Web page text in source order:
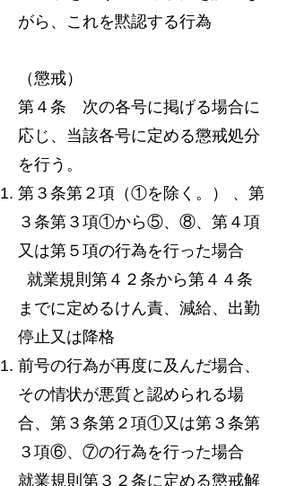
がら、これを黙認する行為
（懲戒）
第４条 次の各号に掲げる場合に
応じ、当該各号に定める懲戒処分
を行う。
第３条第２項（①を除く。） 、第
３条第３項①から⑤、⑧、第４項
又は第５項の行為を行った場合
就業規則第４２条から第４４条
までに定めるけん責、減給、出勤
停止又は降格
前号の行為が再度に及んだ場合、
その情状が悪質と認められる場
合、第３条第２項①又は第３条第
３項⑥、⑦の行為を行った場合
就業規則第３２条に定める懲戒解